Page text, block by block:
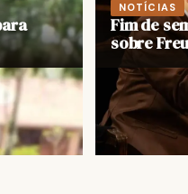
NOTÍCIAS
Fim de
sobre